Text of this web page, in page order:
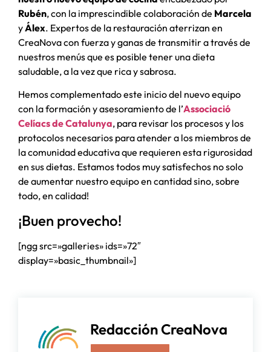
Rubén, con la imprescindible colaboración de Marcela
yÁlex. Expertos de la restauración aterrizan en
CreaNova con fuerza y ganas de transmitir a través de
nuestros menús que es posible tener una dieta
saludable, a la vez que rica y sabrosa.
Hemos complementado este inicio del nuevo equipo
con la formación y asesoramiento de l’Associació
Celíacs de Catalunya, para revisar los procesos y los
protocolos necesarios para atender a los miembros de
la comunidad educativa que requieren esta rigurosidad
en sus dietas. Estamos todos muy satisfechos no solo
de aumentar nuestro equipo en cantidad sino, sobre
todo, en calidad!
¡Buen provecho!
[ngg src=»galleries» ids=»72″
display=»basic_thumbnail»]
Redacción CreaNova